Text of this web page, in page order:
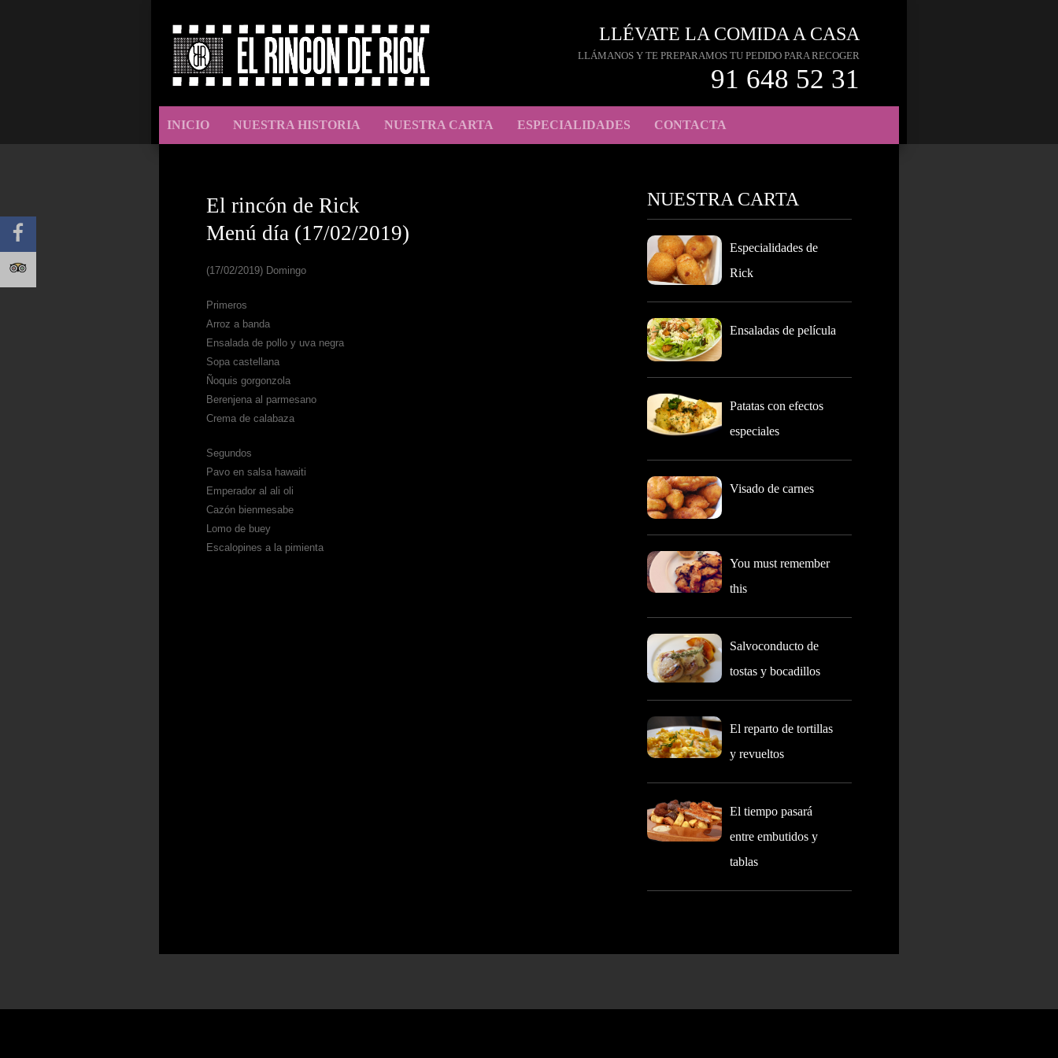
LLÉVATE LA COMIDA A CASA
LLÁMANOS Y TE PREPARAMOS TU PEDIDO PARA RECOGER
91 648 52 31
INICIO NUESTRA HISTORIA NUESTRA CARTA ESPECIALIDADES CONTACTA
El rincón de Rick
Menú día (17/02/2019)
(17/02/2019) Domingo
Primeros
Arroz a banda
Ensalada de pollo y uva negra
Sopa castellana
Ñoquis gorgonzola
Berenjena al parmesano
Crema de calabaza
Segundos
Pavo en salsa hawaiti
Emperador al ali oli
Cazón bienmesabe
Lomo de buey
Escalopines a la pimienta
NUESTRA CARTA
Especialidades de
Rick
Ensaladas de película
Patatas con efectos
especiales
Visado de carnes
You must remember
this
Salvoconducto de
tostas y bocadillos
El reparto de tortillas
y revueltos
El tiempo pasará
entre embutidos y
tablas